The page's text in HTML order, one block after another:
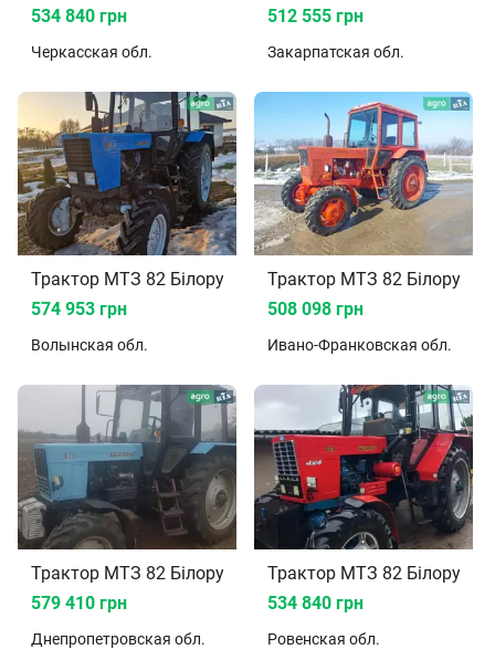
534 840 грн
Черкасская обл.
512 555 грн
Закарпатская обл.
Трактор МТЗ 82 Білорус 2011
574 953 грн
Волынская обл.
Трактор МТЗ 82 Білорус
508 098 грн
Ивано-Франковская обл.
Трактор МТЗ 82 Білорус 2004
579 410 грн
Днепропетровская обл.
Трактор МТЗ 82 Білорус
534 840 грн
Ровенская обл.